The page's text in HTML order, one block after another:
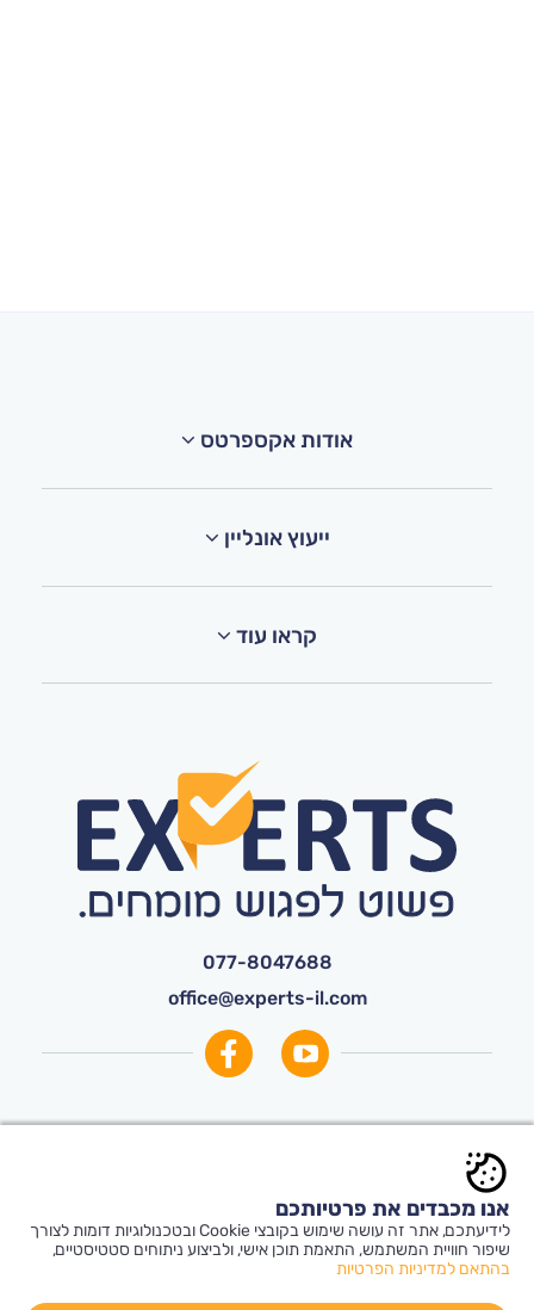
אודות אקספרטס
ייעוץ אונליין
קראו עוד
077-8047688
office@experts-il.com
© כל הזכויות שמורות ל-
תקנון אתר ותנאי שימוש|הצהרת נגישות|
הצטרפות יועצים
אנו מכבדים את פרטיותכם
לידיעתכם, אתר זה עושה שימוש בקובצי Cookie ובטכנולוגיות דומות לצורך
שיפור חוויית המשתמש, התאמת תוכן אישי, ולביצוע ניתוחים סטטיסטיים,
בהתאם למדיניות הפרטיות